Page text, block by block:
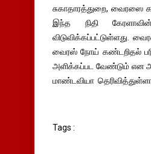
சுகாதாரத்துறை, வைரஸை
இந்த நிதி
விடுவிக்கப்பட்டுள்ளது.
வைரஸ் நோய் கண்டறிதல்
அளிக்கப்பட வேண்டும் என
மாண்டவியா
Tags :